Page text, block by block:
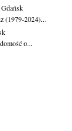
Gdańsk
(1979-2024)...
o...